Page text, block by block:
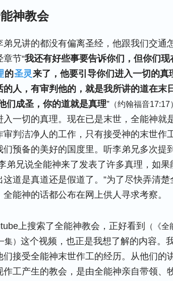
神教会
弟兄讲的都没有偏离圣经，他跟我们交通
节“我还有好些事要告诉你们，但你们现
的圣灵来了，他要引导你们进入一切的真
的人，有审判他的，就是我所讲的道在末
们成圣，你的道就是真理” （约翰福音17:17）
一切的真理。现在已是末世，全能神就
审判洁净人的工作，只有接受神的末世作
们预备的美好的国度里。听李弟兄多次提
弟兄说全能神来了发表了许多真理，如
道是真道还是假道了。”为了尽快弄清
能神的话都公布在网上供人寻求考察。
上搜索了全能神教会，正好看到
（《
） 这个视频，也正是我想了解的内容。
们接受全能神末世作工的经历。从他们的
作工产生的教会，是由全能神亲自带领、